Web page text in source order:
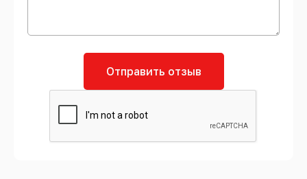
Отправить отзыв